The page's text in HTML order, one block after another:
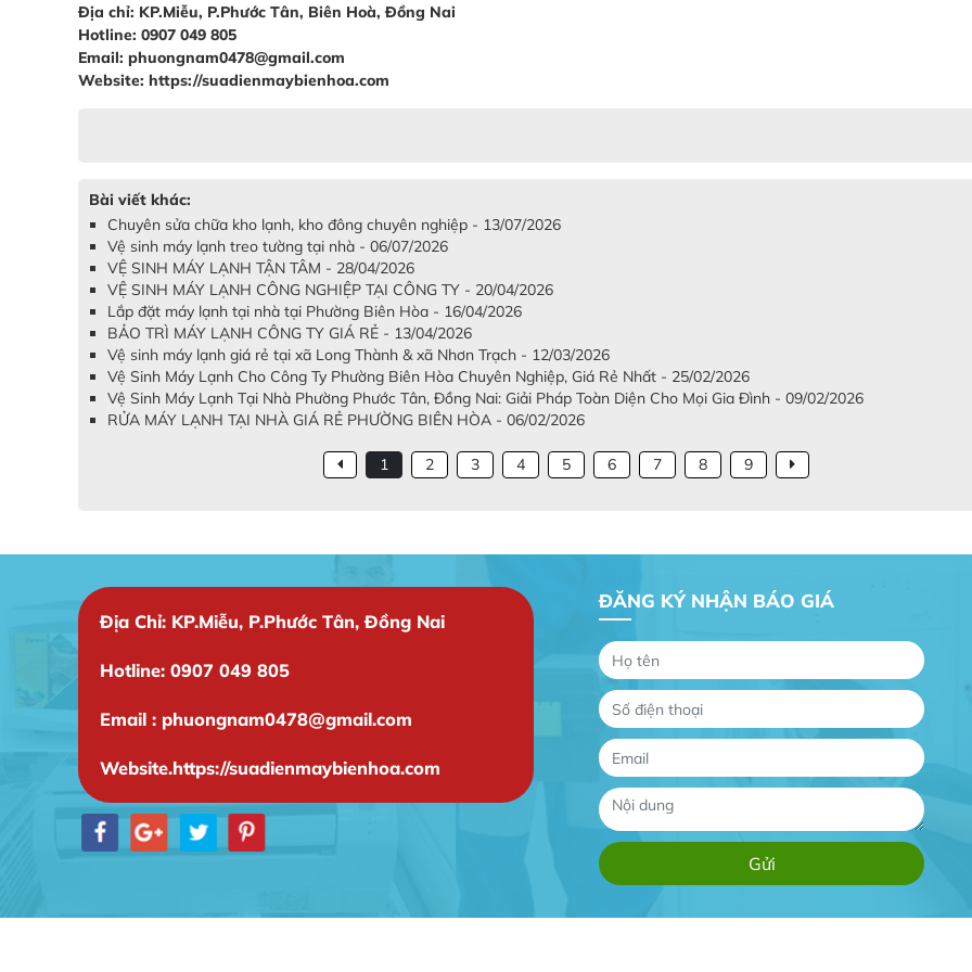
Địa chỉ: KP.Miễu, P.Phước Tân, Biên Hoà, Đồng Nai
Hotline: 0907 049 805
Email: phuongnam0478@gmail.com
Website: https://suadienmaybienhoa.com
Bài viết khác:
Chuyên sửa chữa kho lạnh, kho đông chuyên nghiệp - 13/07/2026
Vệ sinh máy lạnh treo tường tại nhà - 06/07/2026
VỆ SINH MÁY LẠNH TẬN TÂM - 28/04/2026
VỆ SINH MÁY LẠNH CÔNG NGHIỆP TẠI CÔNG TY - 20/04/2026
Lắp đặt máy lạnh tại nhà tại Phường Biên Hòa - 16/04/2026
BẢO TRÌ MÁY LẠNH CÔNG TY GIÁ RẺ - 13/04/2026
Vệ sinh máy lạnh giá rẻ tại xã Long Thành & xã Nhơn Trạch - 12/03/2026
Vệ Sinh Máy Lạnh Cho Công Ty Phường Biên Hòa Chuyên Nghiệp, Giá Rẻ Nhất - 25/02/2026
Vệ Sinh Máy Lạnh Tại Nhà Phường Phước Tân, Đồng Nai: Giải Pháp Toàn Diện Cho Mọi Gia Đình - 09/02/2026
RỬA MÁY LẠNH TẠI NHÀ GIÁ RẺ PHƯỜNG BIÊN HÒA - 06/02/2026
1 2 3 4 5 6 7 8 9
Địa Chỉ: KP.Miễu, P.Phước Tân, Đồng Nai
Hotline: 0907 049 805
Email : phuongnam0478@gmail.com
Website.https://suadienmaybienhoa.com
ĐĂNG KÝ NHẬN BÁO GIÁ